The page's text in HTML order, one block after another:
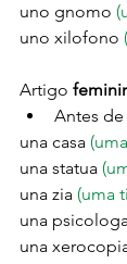
uno gnomo
uno xilofono
Artigo
Antes de
una casa
una statua
una zia (uma
una
una